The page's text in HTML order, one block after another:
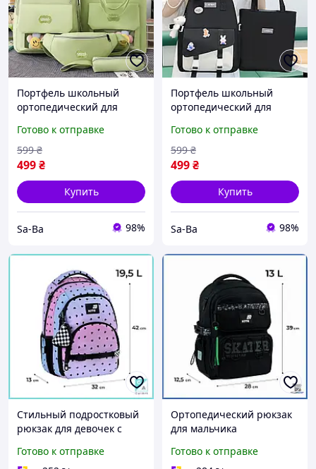
Портфель школьный
ортопедический для
вместительный
подростковый рюкзак
зеленый 1-11 класс
Готово к отправке
499₴
599 ₴
Купить
Sa-Ba 98%
Портфель школьный
ортопедический для
плотный рюкзак
подростковый черный 1-
11 класс
Готово к отправке
499₴
599 ₴
Купить
Sa-Ba 98%
Стильный подростковый
рюкзак для девочек с
вместительный портфель
Готово к отправке
Ортопедический рюкзак
для мальчика
портфель и детский
Готово к отправке